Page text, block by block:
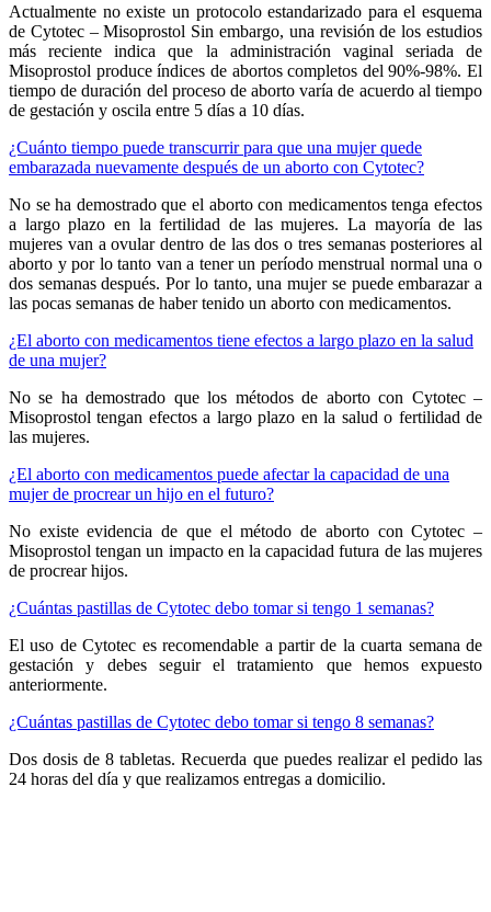
Actualmente no existe un protocolo estandarizado para el esquema
de Cytotec – Misoprostol Sin embargo, una revisión de los estudios
más reciente indica que la administración vaginal seriada de
Misoprostol produce índices de abortos completos del 90%-98%. El
tiempo de duración del proceso de aborto varía de acuerdo al tiempo
de gestación y oscila entre 5 días a 10 días.
¿Cuánto tiempo puede transcurrir para que una mujer quede
embarazada nuevamente después de un aborto con Cytotec?
No se ha demostrado que el aborto con medicamentos tenga efectos
a largo plazo en la fertilidad de las mujeres. La mayoría de las
mujeres van a ovular dentro de las dos o tres semanas posteriores al
aborto y por lo tanto van a tener un período menstrual normal una o
dos semanas después. Por lo tanto, una mujer se puede embarazar a
las pocas semanas de haber tenido un aborto con medicamentos.
¿El aborto con medicamentos tiene efectos a largo plazo en la salud
de una mujer?
No se ha demostrado que los métodos de aborto con Cytotec –
Misoprostol tengan efectos a largo plazo en la salud o fertilidad de
las mujeres.
¿El aborto con medicamentos puede afectar la capacidad de una
mujer de procrear un hijo en el futuro?
No existe evidencia de que el método de aborto con Cytotec –
Misoprostol tengan un impacto en la capacidad futura de las mujeres
de procrear hijos.
¿Cuántas pastillas de Cytotec debo tomar si tengo 1 semanas?
El uso de Cytotec es recomendable a partir de la cuarta semana de
gestación y debes seguir el tratamiento que hemos expuesto
anteriormente.
¿Cuántas pastillas de Cytotec debo tomar si tengo 8 semanas?
Dos dosis de 8 tabletas. Recuerda que puedes realizar el pedido las
24 horas del día y que realizamos entregas a domicilio.